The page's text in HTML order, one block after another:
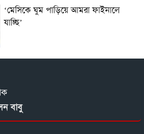
‘মেসিকে ঘুম পাড়িয়ে আমরা ফাইনালে
যাচ্ছি’
বাবু